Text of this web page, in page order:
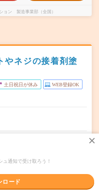
ョン 製造事業部（全国）
やネジの接着剤塗
土日祝日が休み WEB登録OK
通知で受け取ろう！
ロード